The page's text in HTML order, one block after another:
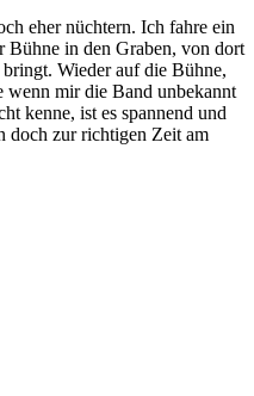
eher nüchtern. Ich fahre ein
Bühne in den Graben, von dort
Wieder auf die Bühne,
wenn mir die Band unbekannt
kenne, ist es spannend und
doch zur richtigen Zeit am